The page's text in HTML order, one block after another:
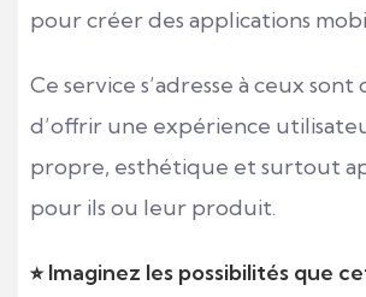
pour créer des applications
Ce service s’adresse à ceux sont
d’offrir une expérience
propre, esthétique et surtout
pour ils ou leur produit.
⭐︎ Imaginez les possibilités que